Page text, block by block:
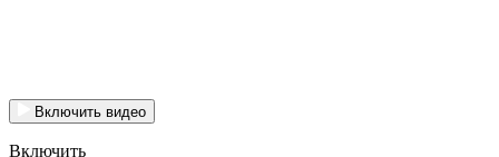
Включить видео
Включить